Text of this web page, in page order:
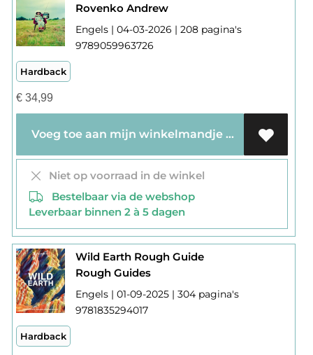
Rovenko Andrew
Engels | 04-03-2026 | 208 pagina's
9789059963726
Hardback
€34,99
Voeg toe aan mijn winkelmandje
Niet op voorraad in de winkel
Bestelbaar via de webshop
Leverbaar binnen 2 à 5 dagen
Wild Earth Rough Guide
Rough Guides
Engels | 01-09-2025 | 304 pagina's
9781835294017
Hardback